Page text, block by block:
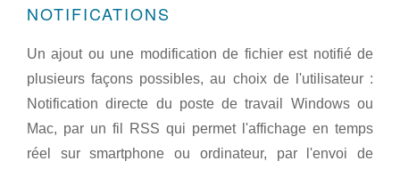
NOTIFICATIONS
Un ajout ou une modification de fichier est notifié de
plusieurs façons possibles, au choix de l'utilisateur :
Notification directe du poste de travail Windows ou
Mac, par un fil RSS qui permet l'affichage en temps
réel sur smartphone ou ordinateur, par l'envoi de